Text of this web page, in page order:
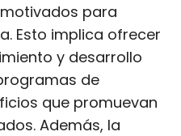
para
Esto implica ofrecer
y desarrollo
de
que promuevan
Además, la